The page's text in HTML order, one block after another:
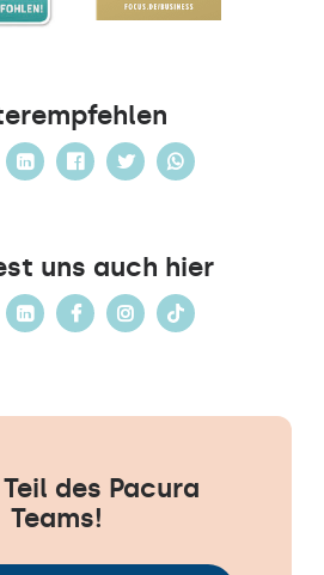
uns auch hier
des Pacura
Teams!